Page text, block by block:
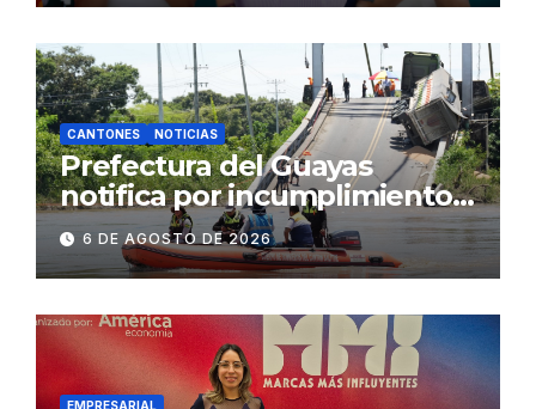
2.500 jóvenes
CANTONES NOTICIAS
Prefectura del Guayas
notifica por incumplimiento
contractual a la
Concesionaria CONORTE y
exige celeridad en
desmontaje del puente
Gonzalo Icaza Cornejo, en
Daule
6 DE AGOSTO DE 2026
EMPRESARIAL